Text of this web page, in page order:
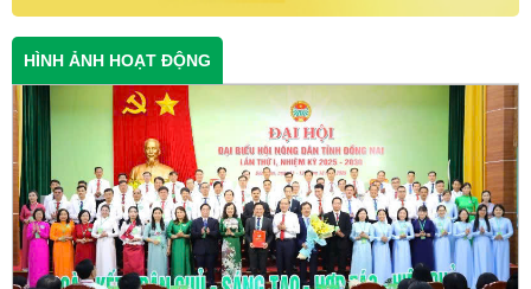
HÌNH ẢNH HOẠT ĐỘNG